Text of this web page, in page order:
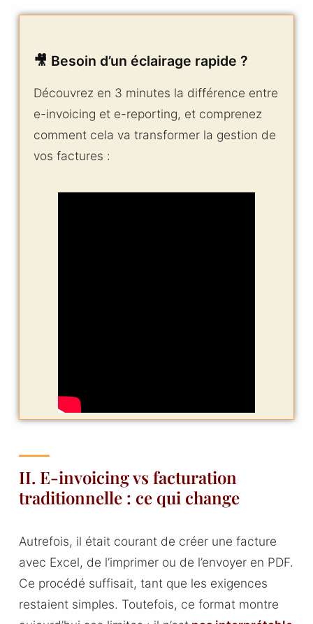
🎥 Besoin d’un éclairage rapide ?
Découvrez en 3 minutes la différence entre
e-invoicing et e-reporting, et comprenez
comment cela va transformer la gestion de
vos factures :
II. E-invoicing vs facturation
traditionnelle : ce qui change
Autrefois, il était courant de créer une facture
avec Excel, de l’imprimer ou de l’envoyer en PDF.
Ce procédé suffisait, tant que les exigences
restaient simples. Toutefois, ce format montre